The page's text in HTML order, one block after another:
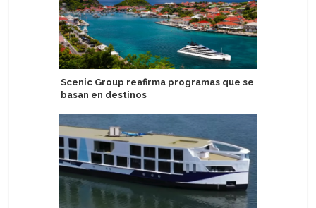
Scenic Group reafirma programas que se
basan en destinos